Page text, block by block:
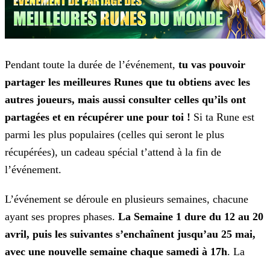
Pendant toute la durée de l’événement, tu vas pouvoir
partager les meilleures Runes que tu obtiens avec les
autres joueurs, mais aussi consulter celles qu’ils ont
partagées et en récupérer une pour toi ! Si ta Rune est
parmi les plus populaires (celles qui seront le plus
récupérées), un cadeau spécial t’attend à la fin de
l’événement.
L’événement se déroule en plusieurs semaines, chacune
ayant ses propres phases. La Semaine 1 dure du 12 au 20
avril, puis les suivantes s’enchaînent jusqu’au 25 mai,
avec une nouvelle semaine chaque samedi à 17h. La